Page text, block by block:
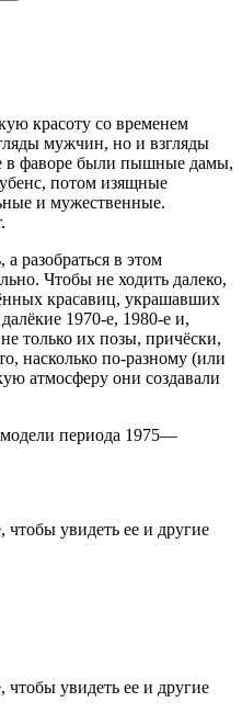
красоту со временем
мужчин, но и взгляды
в фаворе были пышные дамы,
потом изящные
и мужественные.
разобраться в этом
Чтобы не ходить далеко,
красавиц, украшавших
1970-е, 1980-е и,
только их позы, причёски,
насколько по-разному (или
атмосферу они создавали
периода 1975—
чтобы увидеть ее и другие
чтобы увидеть ее и другие